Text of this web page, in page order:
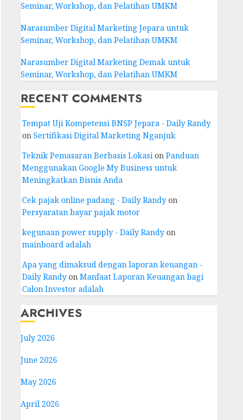
Seminar, Workshop, dan Pelatihan UMKM
Narasumber Digital Marketing Jepara untuk
Seminar, Workshop, dan Pelatihan UMKM
Narasumber Digital Marketing Demak untuk
Seminar, Workshop, dan Pelatihan UMKM
RECENT COMMENTS
Tempat Uji Kompetensi BNSP Jepara - Daily Randy
on Sertifikasi Digital Marketing Nganjuk
Teknik Pemasaran Berbasis LokasionPanduan
Menggunakan Google My Business untuk
Meningkatkan Bisnis Anda
Cek pajak online padang - Daily Randyon
Persyaratan bayar pajak motor
kegunaan power supply - Daily Randyon
mainboard adalah
Apa yang dimaksud dengan laporan keuangan -
Daily RandyonManfaat Laporan Keuangan bagi
Calon Investor adalah
ARCHIVES
July 2026
June 2026
May 2026
April 2026